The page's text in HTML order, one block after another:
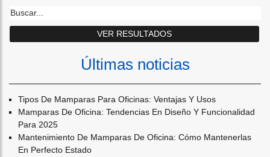
Últimas noticias
Tipos De Mamparas Para Oficinas: Ventajas Y Usos
Mamparas De Oficina: Tendencias En Diseño Y Funcionalidad
Para 2025
Mantenimiento De Mamparas De Oficina: Cómo Mantenerlas
En Perfecto Estado